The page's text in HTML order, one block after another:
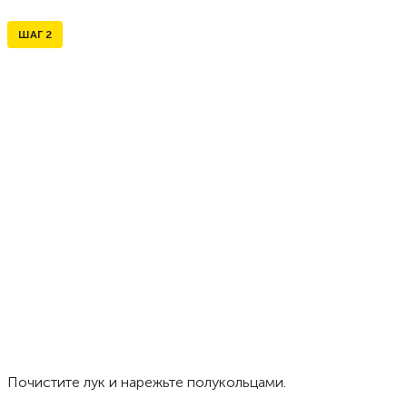
ШАГ 2
Почистите лук и нарежьте полукольцами.